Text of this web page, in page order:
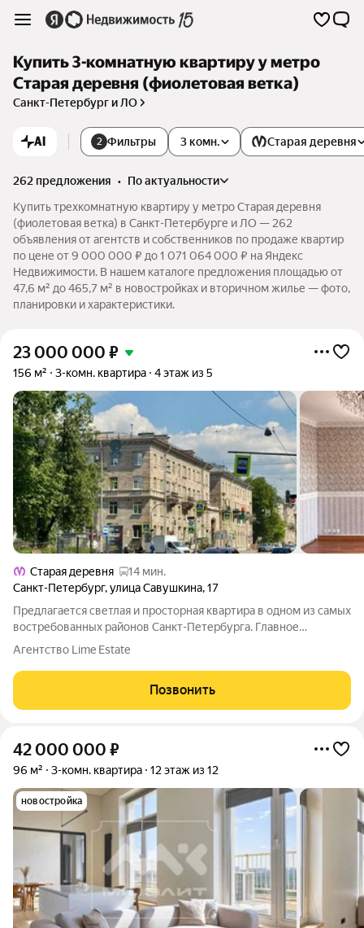
Купить 3-комнатную квартиру у метро
Старая деревня (фиолетовая ветка)
Санкт-Петербург и ЛО
AI 2 Фильтры 3 комн. Старая деревня
262 предложения •
по актуальности
Купить трехкомнатную квартиру у метро Старая деревня
(фиолетовая ветка) в Санкт-Петербурге и ЛО — 262
объявления от агентств и собственников по продаже квартир
по цене от 9 000 000 ₽ до 1 071 064 000 ₽ на Яндекс
Недвижимости. В нашем каталоге предложения площадью от
47,6 м² до 465,7 м² в новостройках и вторичном жилье — фото,
планировки и характеристики.
23 000 000 ₽
156 м² 3-комн. квартира 4 этаж из 5
Старая деревня
14 мин.
Санкт-Петербург,улица Савушкина,17
Предлагается светлая и просторная квартира в одном из самых
востребованных районов Санкт-Петербурга. Главное
преимущество объекта большая благоустроенная мансарда,
для жизни. Здесь легко
Агентство Lime Estate
Позвонить
42 000 000 ₽
96 м² 3-комн. квартира 12 этаж из 12
новостройка